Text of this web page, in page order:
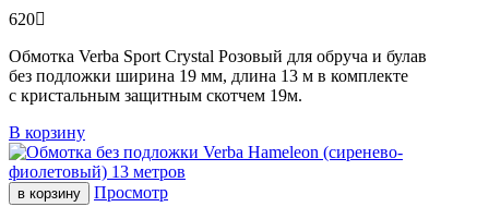
620
Обмотка Verba Sport Crystal Розовый для обруча и булав
без подложки ширина 19 мм, длина 13 м в комплекте
с кристальным защитным скотчем 19м.
В корзину
в корзину Просмотр